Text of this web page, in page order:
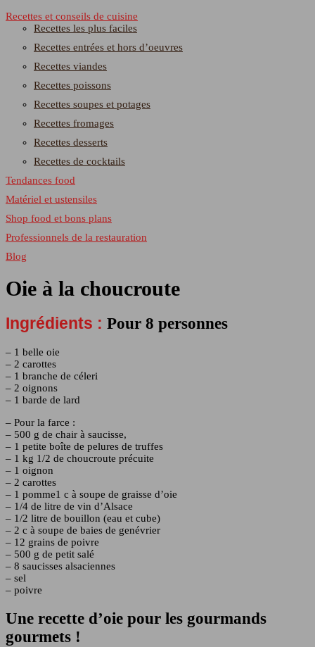
Recettes et conseils de cuisine
Recettes les plus faciles
Recettes entrées et hors d’oeuvres
Recettes viandes
Recettes poissons
Recettes soupes et potages
Recettes fromages
Recettes desserts
Recettes de cocktails
Tendances food
Matériel et ustensiles
Shop food et bons plans
Professionnels de la restauration
Blog
Oie à la choucroute
Ingrédients : Pour 8 personnes
– 1 belle oie
– 2 carottes
– 1 branche de céleri
– 2 oignons
– 1 barde de lard
– Pour la farce :
– 500 g de chair à saucisse,
– 1 petite boîte de pelures de truffes
– 1 kg 1/2 de choucroute précuite
– 1 oignon
– 2 carottes
– 1 pomme1 c à soupe de graisse d’oie
– 1/4 de litre de vin d’Alsace
– 1/2 litre de bouillon (eau et cube)
– 2 c à soupe de baies de genévrier
– 12 grains de poivre
– 500 g de petit salé
– 8 saucisses alsaciennes
– sel
– poivre
Une recette d’oie pour les gourmands
gourmets !